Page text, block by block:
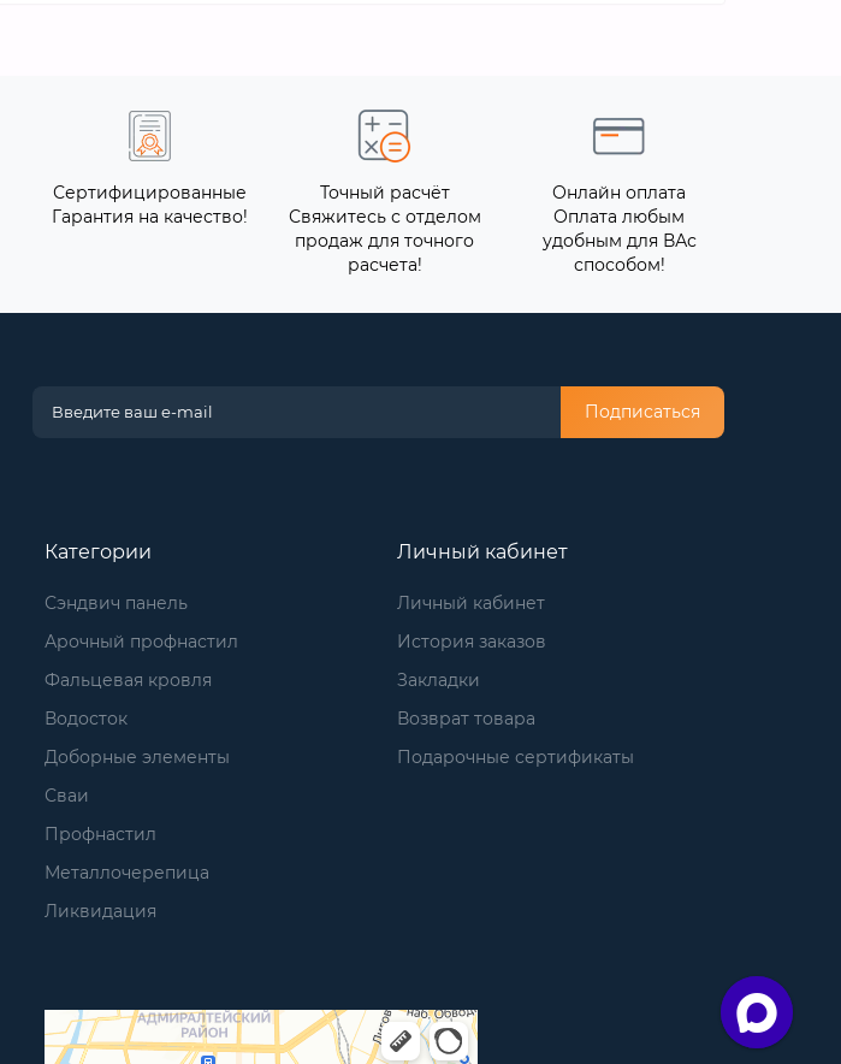
Сертифицированные
Гарантия на качество!
Точный расчёт
Свяжитесь с отделом
продаж для точного
расчета!
Онлайн оплата
Оплата любым
удобным для ВАс
способом!
Подписаться
Категории
Сэндвич панель
Арочный профнастил
Фальцевая кровля
Водосток
Доборные элементы
Сваи
Профнастил
Металлочерепица
Ликвидация
Личный кабинет
Личный кабинет
История заказов
Закладки
Возврат товара
Подарочные сертификаты